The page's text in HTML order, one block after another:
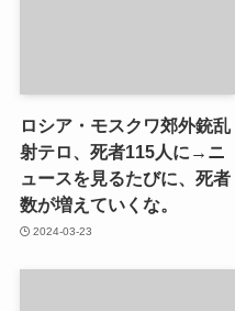
ロシア・モスクワ郊外銃乱
射テロ、死者115人に→ニ
ュースを見るたびに、死者
数が増えていくな。
2024-03-23